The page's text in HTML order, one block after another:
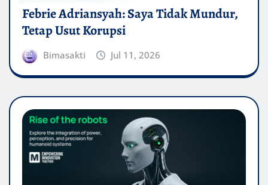
Febrie Adriansyah: Saya Tidak Mundur,
Tetap Usut Korupsi
Bimasakti Jul 11, 2026